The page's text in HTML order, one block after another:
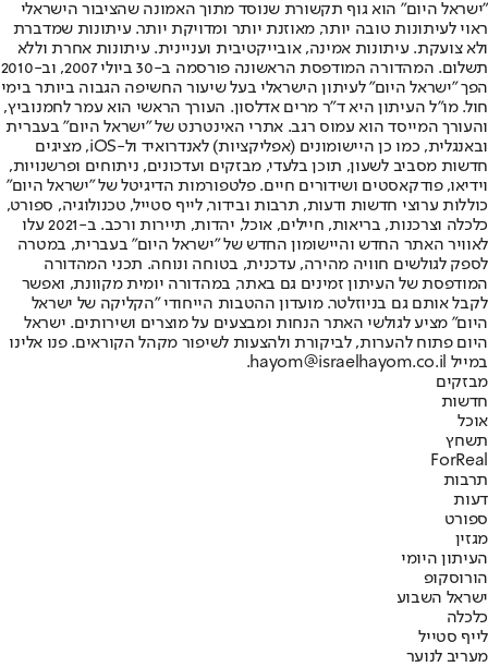
"ישראל היום" הוא גוף תקשורת שנוסד מתוך האמונה שהציבור הישראלי
ראוי לעיתונות טובה יותר, מאוזנת יותר ומדויקת יותר. עיתונות שמדברת
ולא צועקת. עיתונות אמינה, אובייקטיבית ועניינית. עיתונות אחרת וללא
תשלום. המהדורה המודפסת הראשונה פורסמה ב-30 ביולי 2007, וב-2010
הפך "ישראל היום" לעיתון הישראלי בעל שיעור החשיפה הגבוה ביותר בימי
חול. מו"ל העיתון היא ד"ר מרים אדלסון. העורך הראשי הוא עמר לחמנוביץ,
והעורך המייסד הוא עמוס רגב. אתרי האינטרנט של "ישראל היום" בעברית
ובאנגלית, כמו כן היישומונים (אפליקציות) לאנדרואיד ול-iOS, מציגים
חדשות מסביב לשעון, תוכן בלעדי, מבזקים ועדכונים, ניתוחים ופרשנויות,
וידיאו, פודקאסטים ושידורים חיים. פלטפורמות הדיגיטל של "ישראל היום"
כוללות ערוצי חדשות ודעות, תרבות ובידור, לייף סטייל, טכנולוגיה, ספורט,
כלכלה וצרכנות, בריאות, חיילים, אוכל, יהדות, תיירות ורכב. ב-2021 עלו
לאוויר האתר החדש והיישומון החדש של "ישראל היום" בעברית, במטרה
לספק לגולשים חוויה מהירה, עדכנית, בטוחה ונוחה. תכני המהדורה
המודפסת של העיתון זמינים גם באתר, במהדורה יומית מקוונת, ואפשר
לקבל אותם גם בניוזלטר. מועדון ההטבות הייחודי "הקליקה של ישראל
היום" מציע לגולשי האתר הנחות ומבצעים על מוצרים ושירותים. ישראל
היום פתוח להערות, לביקורת ולהצעות לשיפור מקהל הקוראים. פנו אלינו
במייל hayom@israelhayom.co.il.
מבזקים
חדשות
אוכל
תשחץ
ForReal
תרבות
דעות
ספורט
מגזין
העיתון היומי
הורוסקופ
ישראל השבוע
כלכלה
לייף סטייל
מעריב לנוער